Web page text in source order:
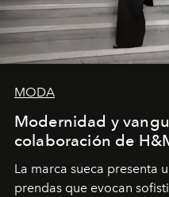
MODA
Modernidad y
colaboración de
La marca sueca presenta
prendas que evocan